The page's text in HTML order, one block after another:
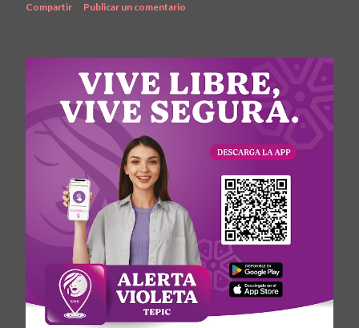
Compartir Publicar un comentario